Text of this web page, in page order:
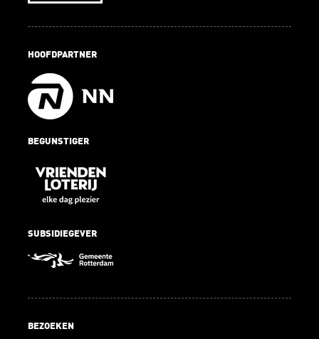
HOOFDPARTNER
BEGUNSTIGER
SUBSIDIEGEVER
BEZOEKEN